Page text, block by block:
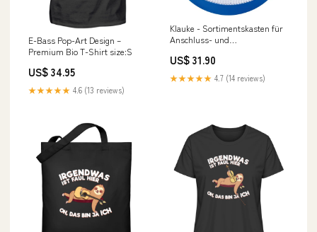
E-Bass Pop-Art Design –
Premium Bio T-Shirt size:S
US$ 34.95
★★★★★ 4.6 (13 reviews)
Klauke - Sortimentskasten für
Anschluss- und
ST13B bestückt Mitsubishi
Electric 3 Zonen Klimaanlage
US$ 31.90
★★★★★ 4.7 (14 reviews)